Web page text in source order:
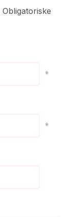
Obligatoriske
*
*